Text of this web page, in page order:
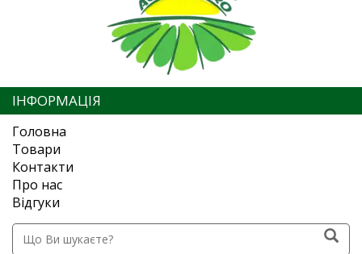
ІНФОРМАЦІЯ
Головна
Товари
Контакти
Про нас
Відгуки